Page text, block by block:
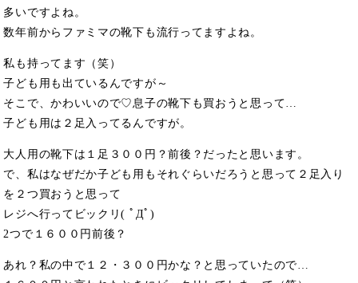
多いですよね。
数年前からファミマの靴下も流行ってますよね。
私も持ってます（笑）
子ども用も出ているんですが～
そこで、かわいいので♡息子の靴下も買おうと思って…
子ども用は２足入ってるんですが。
大人用の靴下は１足３００円？前後？だったと思います。
で、私はなぜだか子ども用もそれぐらいだろうと思って２足入り
を２つ買おうと思って
レジへ行ってビックリ( ﾟДﾟ)
2つで１６００円前後？
あれ？私の中で１２・３００円かな？と思っていたので…